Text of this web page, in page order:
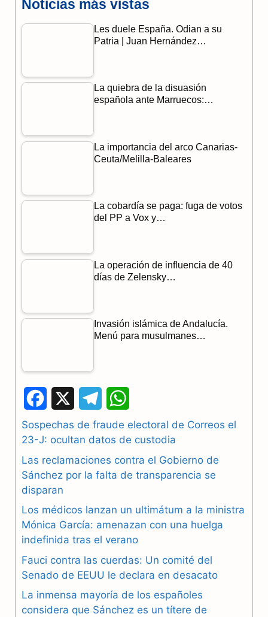
c
o
l
e
a
a
t
p
Noticias más vistas
Les duele España. Odian a su
Patria | Juan Hernández…
La quiebra de la disuasión
española ante Marruecos:…
La importancia del arco Canarias-
Ceuta/Melilla-Baleares
La cobardía se paga: fuga de votos
del PP a Vox y…
La operación de influencia de 40
días de Zelensky…
Invasión islámica de Andalucía.
Menú para musulmanes…
a
c
e
b
o
o
k
e
l
e
r
a
m
h
a
t
A
p
p
Sospechas de fraude electoral de Correos el
23-J: ocultan datos de custodia
Las reclamaciones contra el Gobierno de
Sánchez por la falta de transparencia se
disparan
Los médicos lanzan un ultimátum a la ministra
Mónica García: amenazan con una huelga
indefinida tras el verano
Fauci contra las cuerdas: Un comité del
Senado de EEUU le declara en desacato
La inmensa mayoría de los españoles
considera que Sánchez es un títere de